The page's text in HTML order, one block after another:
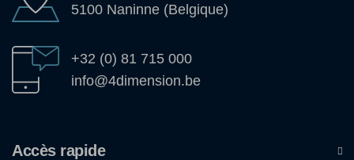
5100 Naninne (Belgique)
+32 (0) 81 715 000
info@4dimension.be
Accès rapide